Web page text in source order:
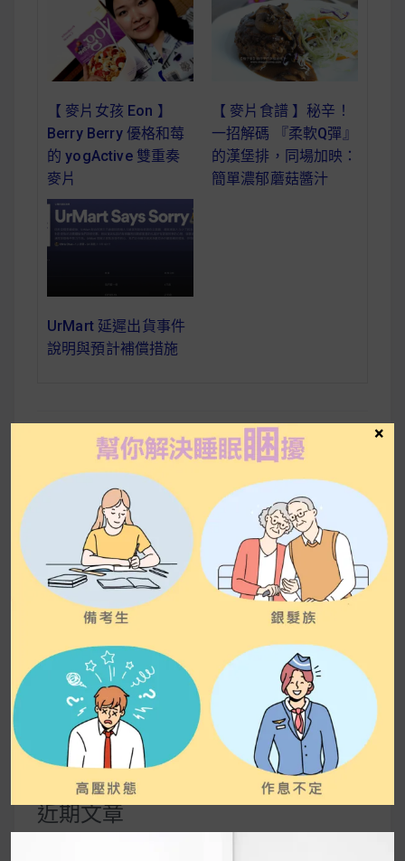
純素料理食譜
蔬食純素餐廳推薦
【 麥片女孩 Eon 】
Berry Berry 優格和莓
的 yogActive 雙重奏
麥片
【 麥片食譜 】秘辛！
一招解碼 『柔軟Q彈』
的漢堡排，同場加映：
簡單濃郁蘑菇醬汁
UrMart 延遲出貨事件
說明與預計補償措施
章
覽
有效補充色胺酸，讓
你放鬆助眠好好睡
UrMart 為你打造理想生活
鍵
字:
近期文章
×